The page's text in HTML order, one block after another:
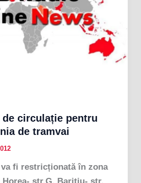
circulație pentru
de tramvai
fi restricționată în zona